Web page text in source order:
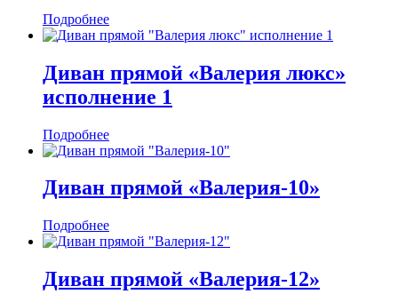
Подробнее
Диван прямой «Валерия люкс»
исполнение 1
Подробнее
Диван прямой «Валерия-10»
Подробнее
Диван прямой «Валерия-12»